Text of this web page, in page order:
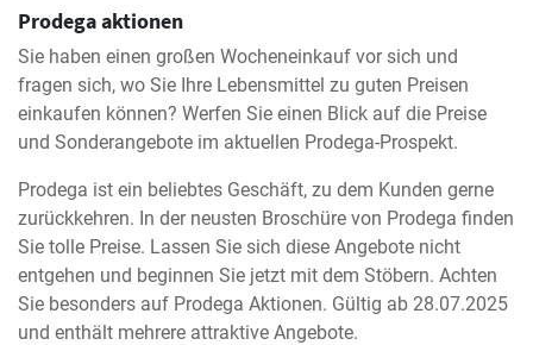
Prodega aktionen
Sie haben einen großen Wocheneinkauf vor sich und
fragen sich, wo Sie Ihre Lebensmittel zu guten Preisen
einkaufen können? Werfen Sie einen Blick auf die Preise
und Sonderangebote im aktuellen Prodega-Prospekt.
Prodega ist ein beliebtes Geschäft, zu dem Kunden gerne
zurückkehren. In der neusten Broschüre von Prodega finden
Sie tolle Preise. Lassen Sie sich diese Angebote nicht
entgehen und beginnen Sie jetzt mit dem Stöbern. Achten
Sie besonders auf Prodega Aktionen. Gültig ab 28.07.2025
und enthält mehrere attraktive Angebote.